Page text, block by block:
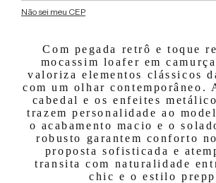
Não sei meu CEP
Com pegada retrô e toque
mocassim loafer em
valoriza elementos clássicos
com um olhar contemporâneo.
cabedal e os enfeites
trazem personalidade ao
o acabamento macio e o
robusto garantem conforto
proposta sofisticada e
transita com naturalidade
chic e o estilo